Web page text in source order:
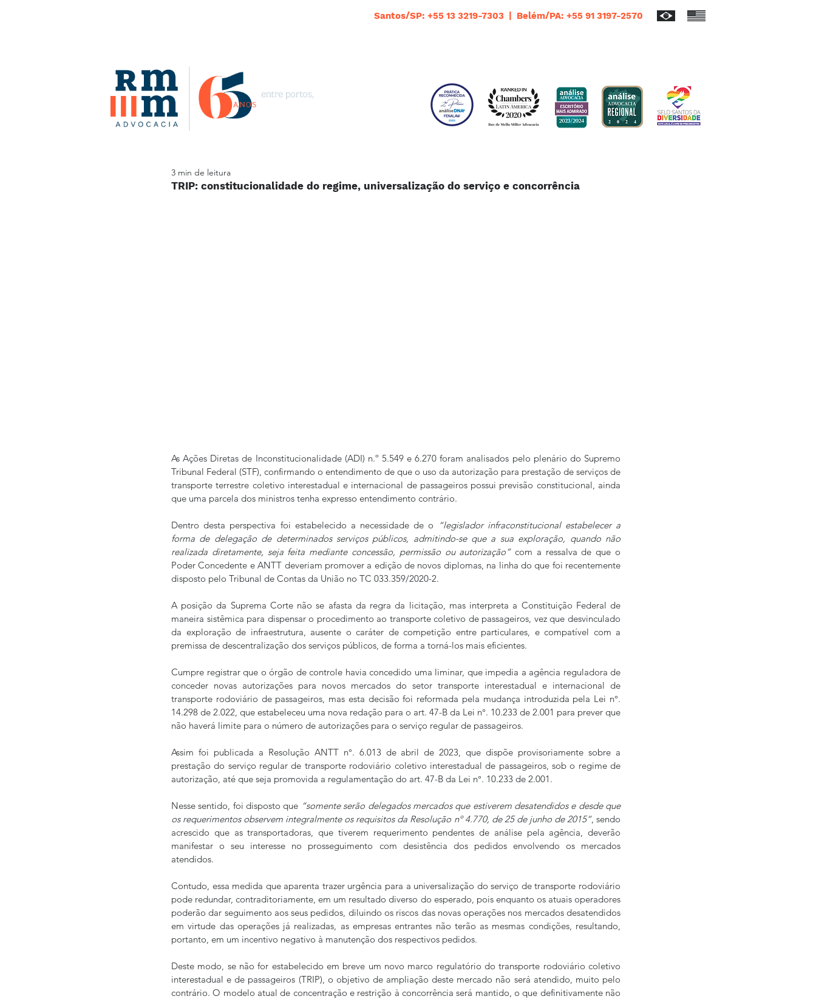
Santos/SP: +55 13 3219-7303 | Belém/PA: +55 91 3197-2570
TRIP: constitucionalidade do regime, universalização do serviço e concorrência
3 min de leitura
As Ações Diretas de Inconstitucionalidade (ADI) n.º 5.549 e 6.270 foram analisados pelo plenário do Supremo
Tribunal Federal (STF), confirmando o entendimento de que o uso da autorização para prestação de serviços de
transporte terrestre coletivo interestadual e internacional de passageiros possui previsão constitucional, ainda
que uma parcela dos ministros tenha expresso entendimento contrário.
Dentro desta perspectiva foi estabelecido a necessidade de o
“legislador infraconstitucional estabelecer a
forma de delegação de determinados serviços públicos, admitindo-se que a sua exploração, quando não
realizada diretamente, seja feita mediante concessão, permissão ou autorização” com a ressalva de que o
Poder Concedente e ANTT deveriam promover a edição de novos diplomas, na linha do que foi recentemente
disposto pelo Tribunal de Contas da União no TC 033.359/2020-2.
A posição da Suprema Corte não se afasta da regra da licitação, mas interpreta a Constituição Federal de
maneira sistêmica para dispensar o procedimento ao transporte coletivo de passageiros, vez que desvinculado
da exploração de infraestrutura, ausente o caráter de competição entre particulares, e compatível com a
premissa de descentralização dos serviços públicos, de forma a torná-los mais eficientes.
Cumpre registrar que o órgão de controle havia concedido uma liminar, que impedia a agência reguladora de
conceder novas autorizações para novos mercados do setor transporte interestadual e internacional de
transporte rodoviário de passageiros, mas esta decisão foi reformada pela mudança introduzida pela Lei n°.
14.298 de 2.022, que estabeleceu uma nova redação para o art. 47-B da Lei n°. 10.233 de 2.001 para prever que
não haverá limite para o número de autorizações para o serviço regular de passageiros.
Assim foi publicada a Resolução ANTT n°. 6.013 de abril de 2023, que dispõe provisoriamente sobre a
prestação do serviço regular de transporte rodoviário coletivo interestadual de passageiros, sob o regime de
autorização, até que seja promovida a regulamentação do art. 47-B da Lei n°. 10.233 de 2.001.
Nesse sentido, foi disposto que “somente serão delegados mercados que estiverem desatendidos e desde que
os requerimentos observem integralmente os requisitos da Resolução nº 4.770, de 25 de junho de 2015”, sendo
acrescido que as transportadoras, que tiverem requerimento pendentes de análise pela agência, deverão
manifestar o seu interesse no prosseguimento com desistência dos pedidos envolvendo os mercados
atendidos.
Contudo, essa medida que aparenta trazer urgência para a universalização do serviço de transporte rodoviário
pode redundar, contraditoriamente, em um resultado diverso do esperado, pois enquanto os atuais operadores
poderão dar seguimento aos seus pedidos, diluindo os riscos das novas operações nos mercados desatendidos
em virtude das operações já realizadas, as empresas entrantes não terão as mesmas condições, resultando,
portanto, em um incentivo negativo à manutenção dos respectivos pedidos.
Deste modo, se não for estabelecido em breve um novo marco regulatório do transporte rodoviário coletivo
interestadual e de passageiros (TRIP), o objetivo de ampliação deste mercado não será atendido, muito pelo
contrário. O modelo atual de concentração e restrição à concorrência será mantido, o que definitivamente não